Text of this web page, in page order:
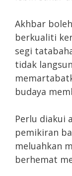
Akhbar
berkualiti
segi
tidak
budaya
Perlu diakui
pemikiran
meluahkan
berhemat